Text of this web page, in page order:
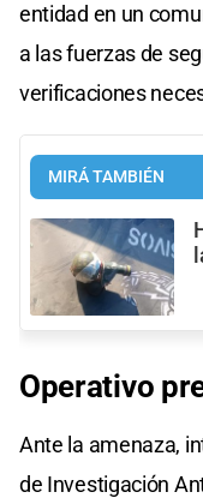
entidad en un
a las fuerzas de
verificaciones
MIRÁ TAMBIÉN
Operativo
Ante la amenaza,
de Investigación